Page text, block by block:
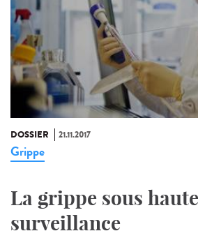
DOSSIER 21.11.2017
Grippe
La grippe sous haute
surveillance